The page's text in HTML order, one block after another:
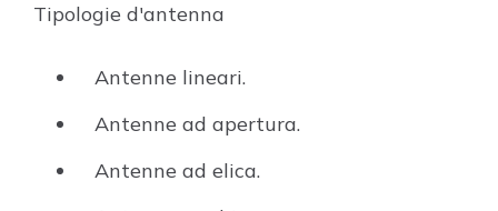
Tipologie d'antenna
Antenne lineari.
Antenne ad apertura.
Antenne ad elica.